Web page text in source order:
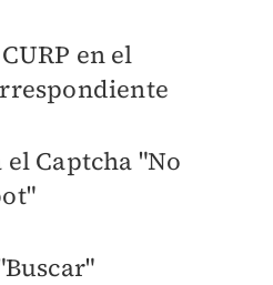
en el
el Captcha "No